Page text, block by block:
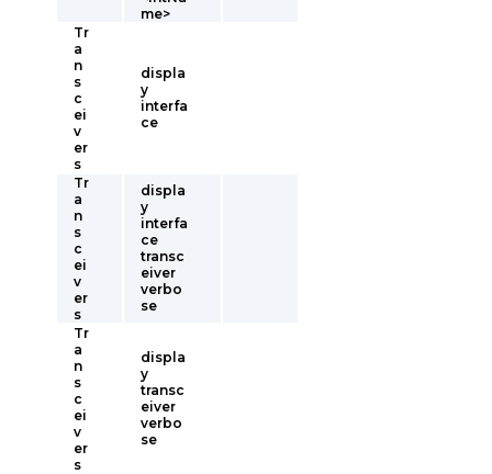
me>
Tr
a
n
s
c
ei
v
er
s
displa
y
interfa
ce
Tr
a
n
s
c
ei
v
er
s
displa
y
interfa
ce
transc
eiver
verbo
se
Tr
a
n
s
c
ei
v
er
s
displa
y
transc
eiver
verbo
se